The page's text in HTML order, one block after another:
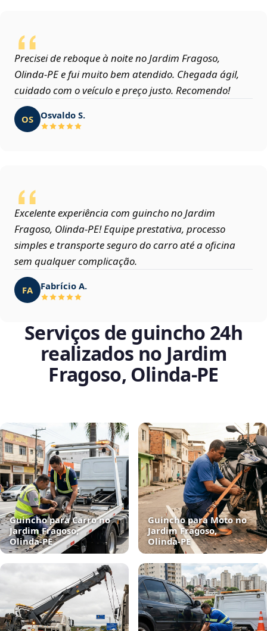
Precisei de reboque à noite no Jardim Fragoso,
Olinda‑PE e fui muito bem atendido. Chegada ágil,
cuidado com o veículo e preço justo. Recomendo!
OS Osvaldo S.
Excelente experiência com guincho no Jardim
Fragoso, Olinda‑PE! Equipe prestativa, processo
simples e transporte seguro do carro até a oficina
sem qualquer complicação.
FA Fabrício A.
Serviços de guincho 24h
realizados no Jardim
Fragoso, Olinda‑PE
Guincho para Carro no
Jardim Fragoso,
Olinda‑PE
Guincho para Moto no
Jardim Fragoso,
Olinda‑PE